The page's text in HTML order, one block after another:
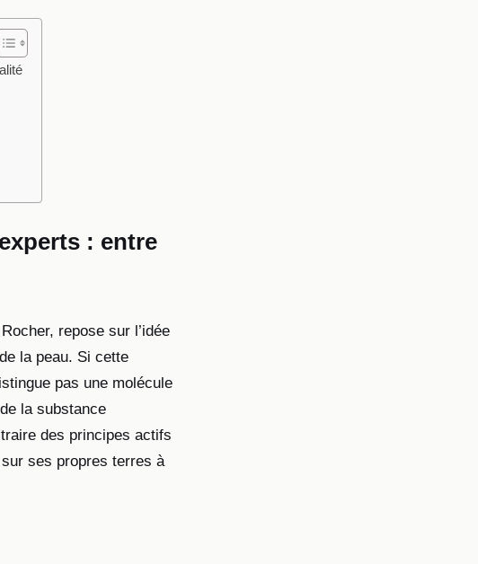
: entre
repose sur l’idée
la peau. Si cette
pas une molécule
la substance
des principes actifs
ses propres terres à